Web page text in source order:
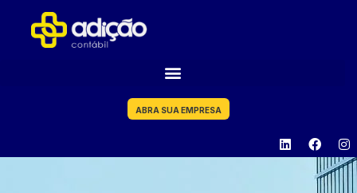
ABRA SUA EMPRESA